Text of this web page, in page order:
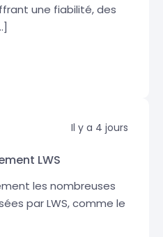
une fiabilité, des
Il y a 4 jours
LWS
les nombreuses
par LWS, comme le